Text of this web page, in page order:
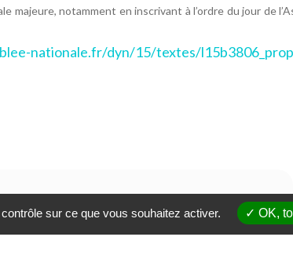
sur ce que vous souhaitez activer. OK,
notamment en inscrivant à l’ordre du jour de
nationale.fr/dyn/15/textes/